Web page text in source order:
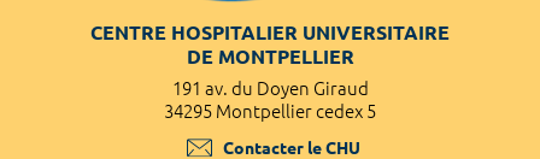
CENTRE HOSPITALIER UNIVERSITAIRE
DE MONTPELLIER
191 av. du Doyen Giraud
34295 Montpellier cedex 5
Contacter le CHU